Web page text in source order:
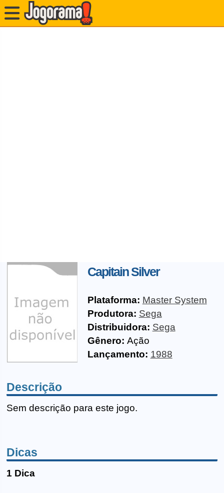
Capitain Silver
Plataforma: Master System
Produtora: Sega
Distribuidora: Sega
Gênero: Ação
Lançamento: 1988
Descrição
Sem descrição para este jogo.
Dicas
1 Dica